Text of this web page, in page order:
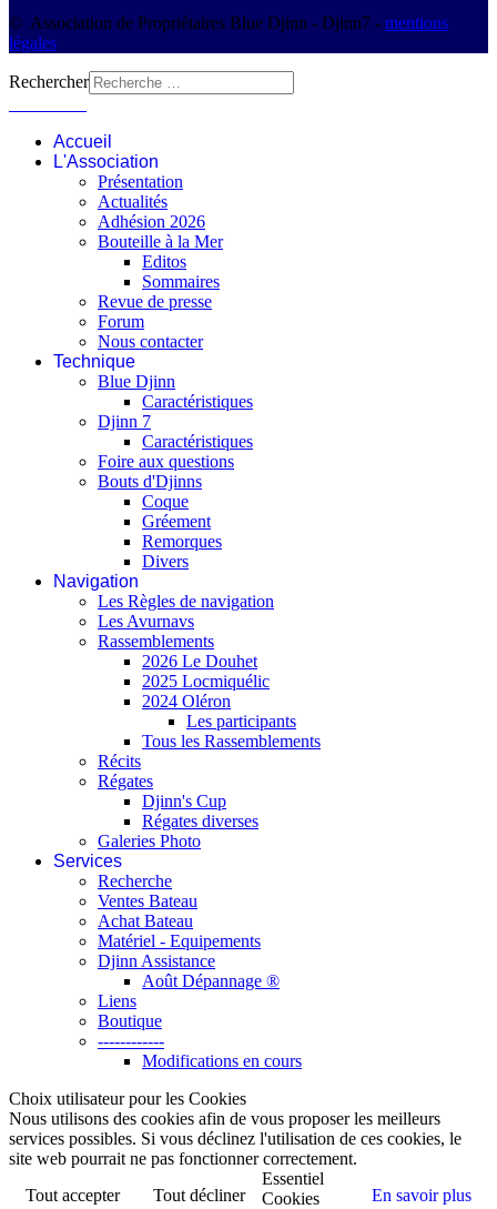
© Association de Propriétaires Blue Djinn - Djinn7 - mentions
légales
Rechercher
Accueil
L'Association
Présentation
Actualités
Adhésion 2026
Bouteille à la Mer
Editos
Sommaires
Revue de presse
Forum
Nous contacter
Technique
Blue Djinn
Caractéristiques
Djinn 7
Caractéristiques
Foire aux questions
Bouts d'Djinns
Coque
Gréement
Remorques
Divers
Navigation
Les Règles de navigation
Les Avurnavs
Rassemblements
2026 Le Douhet
2025 Locmiquélic
2024 Oléron
Les participants
Tous les Rassemblements
Récits
Régates
Djinn's Cup
Régates diverses
Galeries Photo
Services
Recherche
Ventes Bateau
Achat Bateau
Matériel - Equipements
Djinn Assistance
Août Dépannage ®
Liens
Boutique
------------
Modifications en cours
Choix utilisateur pour les Cookies
Nous utilisons des cookies afin de vous proposer les meilleurs
services possibles. Si vous déclinez l'utilisation de ces cookies, le
site web pourrait ne pas fonctionner correctement.
Tout accepter
Tout décliner En savoir plus
Essentiel
Cookies